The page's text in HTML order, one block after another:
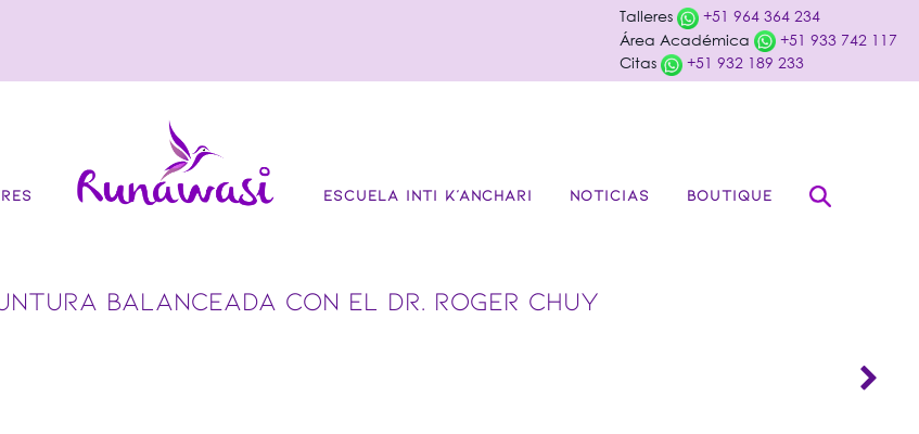
Talleres
+51 964 364 234
Área Académica
+51 933 742 117
Citas
+51 932 189 233
ESCUELA INTI K’ANCHARI NOTICIAS BOUTIQUE
BALANCEADA CON EL DR. ROGER CHUY